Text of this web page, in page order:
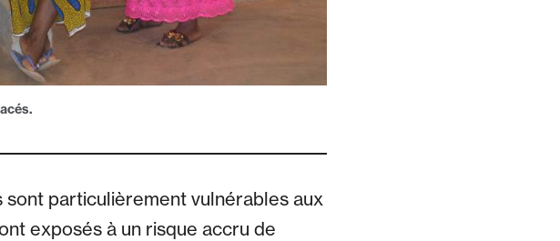
particulièrement vulnérables aux
exposés à un risque accru de